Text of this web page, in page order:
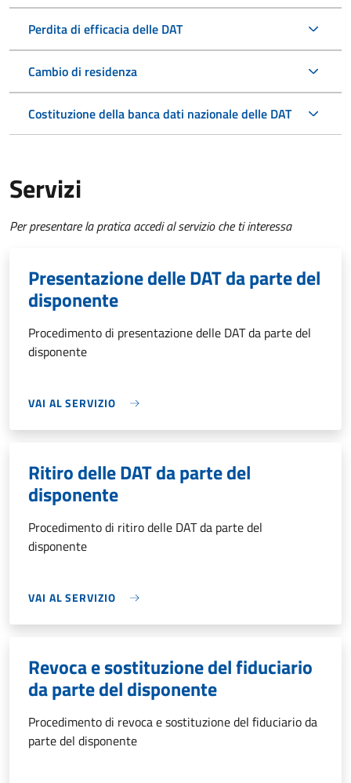
Perdita di efficacia delle DAT
Cambio di residenza
Costituzione della banca dati nazionale delle DAT
Servizi
Per presentare la pratica accedi al servizio che ti interessa
Presentazione delle DAT da parte del
disponente
Procedimento di presentazione delle DAT da parte del
disponente
VAI AL SERVIZIO
Ritiro delle DAT da parte del
disponente
Procedimento di ritiro delle DAT da parte del
disponente
VAI AL SERVIZIO
Revoca e sostituzione del fiduciario
da parte del disponente
Procedimento di revoca e sostituzione del fiduciario da
parte del disponente